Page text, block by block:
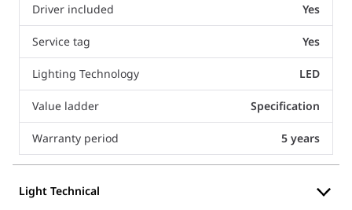
Driver included Yes
Service tag Yes
Lighting Technology LED
Value ladder Specification
Warranty period 5 years
Light Technical